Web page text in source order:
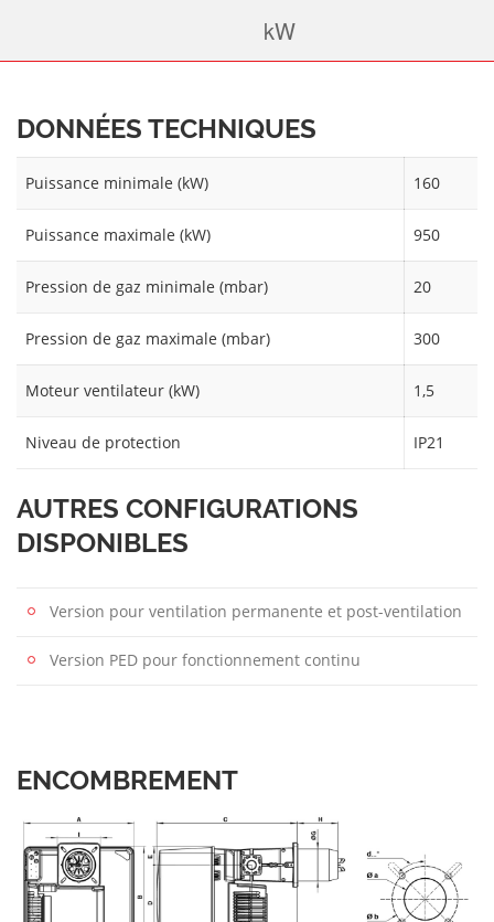
DONNÉES TECHNIQUES
Puissance minimale (kW) 160
Puissance maximale (kW) 950
Pression de gaz minimale (mbar) 20
Pression de gaz maximale (mbar) 300
Moteur ventilateur (kW) 1,5
Niveau de protection IP21
AUTRES CONFIGURATIONS
DISPONIBLES
Version pour ventilation permanente et post-ventilation
Version PED pour fonctionnement continu
ENCOMBREMENT